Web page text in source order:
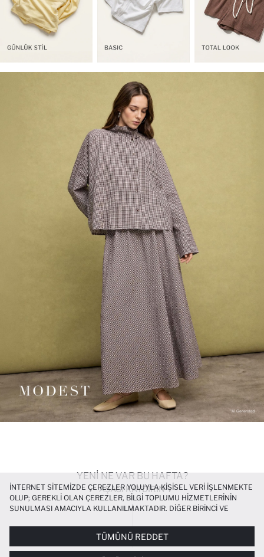
YENİ NE VAR BU HAFTA?
AŞAĞI KAYDIRIN
İNTERNET SITEMIZDE ÇEREZLER YOLUYLA KIŞISEL VERI IŞLENMEKTE
OLUP; GEREKLI OLAN ÇEREZLER, BILGI TOPLUMU HIZMETLERININ
SUNULMASI AMACIYLA KULLANILMAKTADIR. DIĞER BIRINCI VE
DENEYIMI SUNULABILMESI, SITEMIZIN DAHA IŞLEVSEL KILINMASI VE
KIŞISELLEŞTIRMESI VE AÇIK RIZA VERMENIZ HALINDE, SIZLERE
YÖNELIK PAZARLAMA FAALIYETLERININ YAPILMASI AMAÇLARIYLA
TÜMÜNÜ REDDET